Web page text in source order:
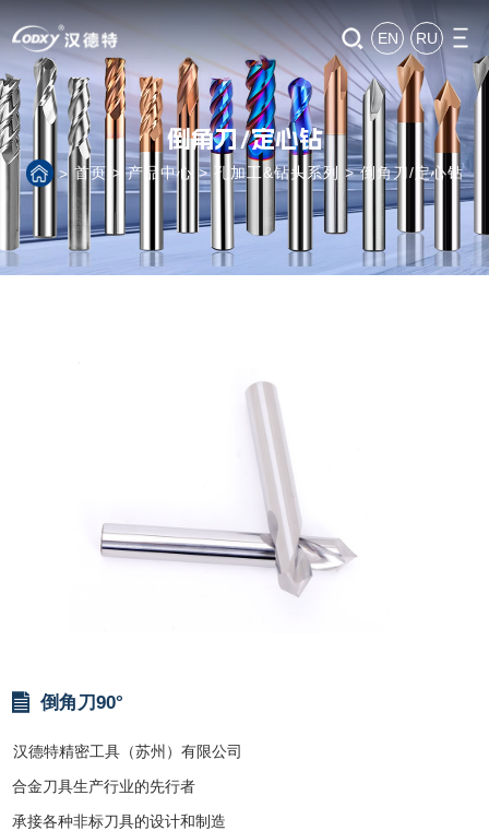
EN RU
倒角刀/定心钻
> 首页 >产品中心 >孔加工&钻头系列 >倒角刀/定心钻
倒角刀90°
汉德特精密工具（苏州）有限公司
合金刀具生产行业的先行者
承接各种非标刀具的设计和制造